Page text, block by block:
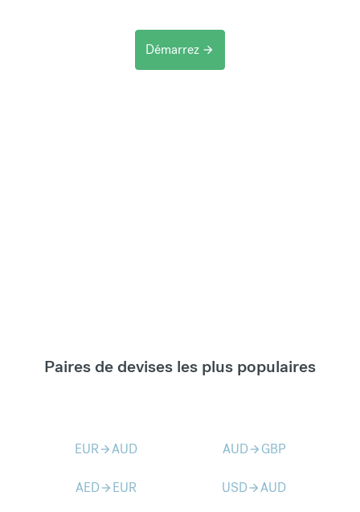
Démarrez arrow_forward
Paires de devises les plus populaires
EURarrow_forwardAUD AUDarrow_forward GBP
AEDarrow_forward EUR USDarrow_forwardAUD